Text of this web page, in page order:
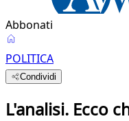
Abbonati
POLITICA
Condividi
L'analisi. Ecco